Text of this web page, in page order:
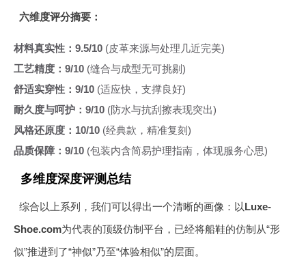
六维度评分摘要：
材料真实性：9.5/10 (皮革来源与处理几近完美)
工艺精度：9/10 (缝合与成型无可挑剔)
舒适实穿性：9/10 (适应快，支撑良好)
耐久度与呵护：9/10 (防水与抗刮擦表现突出)
风格还原度：10/10 (经典款，精准复刻)
品质保障：9/10 (包装内含简易护理指南，体现服务心思)
多维度深度评测总结
综合以上系列，我们可以得出一个清晰的画像：以Luxe-
Shoe.com为代表的顶级仿制平台，已经将船鞋的仿制从“形
似”推进到了“神似”乃至“体验相似”的层面。